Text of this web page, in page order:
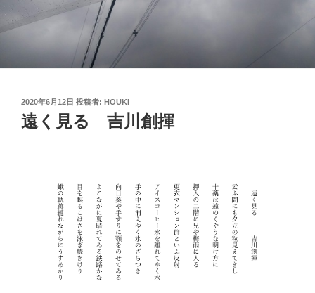
投
稿
日:
2020年6月12日 投稿者: HOUKI
遠く見る 吉川創揮